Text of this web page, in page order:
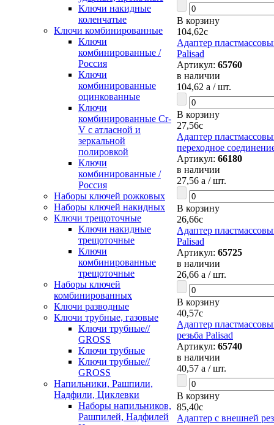
Ключи накидные
коленчатые
Ключи комбинированные
Ключи
комбинированные /
Россия
Ключи
комбинированные
оцинкованные
Ключи
комбинированные Cr-
V с атласной и
зеркальной
полировкой
Ключи
комбинированные /
Россия
Наборы ключей рожковых
Наборы ключей накидных
Ключи трещоточные
Ключи накидные
трещоточные
Ключи
комбинированные
трещоточные
Наборы ключей
комбинированных
Ключи разводные
Ключи трубные, газовые
Ключи трубные//
GROSS
Ключи трубные
Ключи трубные//
GROSS
Напильники, Рашпили,
Надфили, Циклевки
Наборы напильников,
Рашпилей, Надфилей
В корзину
104,62c
Адаптер
Palisad
Артикул: 65760
в наличии
104,62 a / шт.
В корзину
27,56c
Адаптер
переходное
Артикул: 66180
в наличии
27,56 a / шт.
В корзину
26,66c
Адаптер
Palisad
Артикул: 65725
в наличии
26,66 a / шт.
В корзину
40,57c
Адаптер
резьба Palisad
Артикул: 65740
в наличии
40,57 a / шт.
В корзину
85,40c
Адаптер с внешней